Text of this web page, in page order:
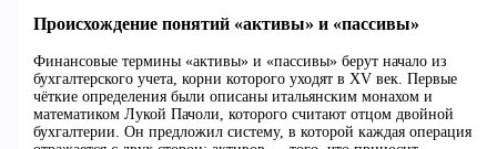
Происхождение понятий «активы» и «пассивы»
Финансовые термины «активы» и «пассивы» берут начало из
бухгалтерского учета, корни которого уходят в XV век. Первые
чёткие определения были описаны итальянским монахом и
математиком Лукой Пачоли, которого считают отцом двойной
бухгалтерии. Он предложил систему, в которой каждая операция